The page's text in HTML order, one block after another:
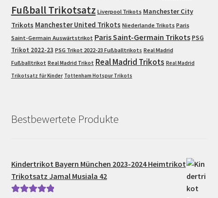
Fußball Trikotsatz Liverpool Trikots Manchester City
Trikots Manchester United Trikots Niederlande Trikots Paris
Saint-Germain Auswärtstrikot Paris Saint-Germain Trikots PSG
Trikot 2022-23 PSG Trikot 2022-23 Fußballtrikots Real Madrid
Fußballtrikot Real Madrid Trikot Real Madrid Trikots Real Madrid
Trikotsatz für Kinder Tottenham Hotspur Trikots
Bestbewertete Produkte
Kindertrikot Bayern München 2023-2024 Heimtrikot
Trikotsatz Jamal Musiala 42